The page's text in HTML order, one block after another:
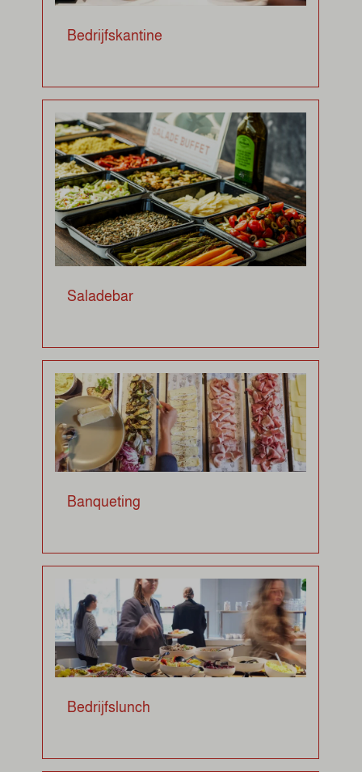
Bedrijfskantine
Saladebar
Banqueting
Bedrijfslunch